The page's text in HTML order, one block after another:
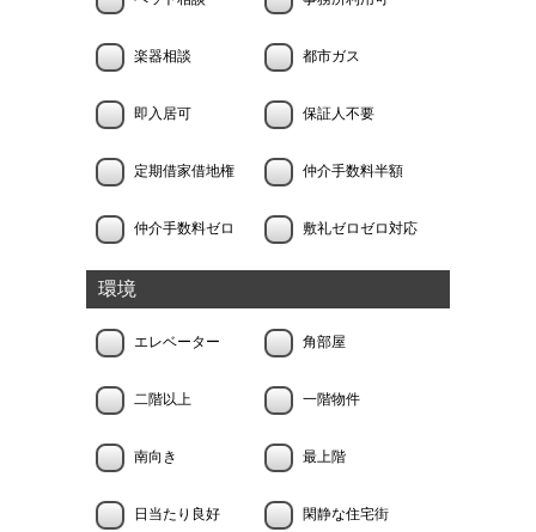
楽器相談 都市ガス
即入居可 保証人不要
定期借家借地権 仲介手数料半額
仲介手数料ゼロ 敷礼ゼロゼロ対応
環境
エレベーター 角部屋
二階以上 一階物件
南向き 最上階
日当たり良好 閑静な住宅街